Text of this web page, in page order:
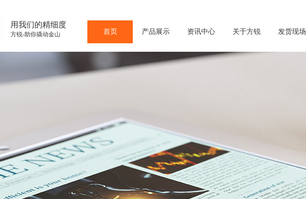
用我们的精细度
方锐-助你撬动金山 首页 产品展示 资讯中心 关于方锐 发货现场